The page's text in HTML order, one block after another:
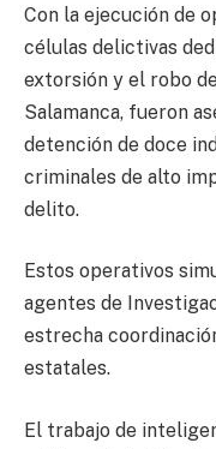
Con la ejecución de
células delictivas
extorsión y el robo
Salamanca, fueron
detención de doce
criminales de alto
delito.
Estos operativos
agentes de
estrecha
estatales.
El trabajo de